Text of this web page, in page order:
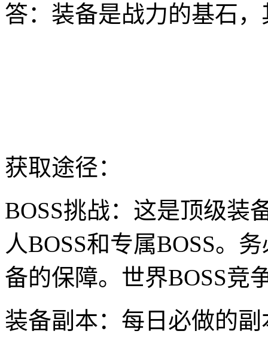
答：装备是战力的基石
获取途径：
BOSS挑战：这是顶级装
人BOSS和专属BOSS。
备的保障。世界BOSS竞
装备副本：每日必做的